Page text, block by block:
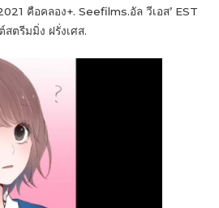
คือคลอง+. Seefilms.อัล วีเอส’ EST
ตรีมมิ่ง ฝรั่งเศส.